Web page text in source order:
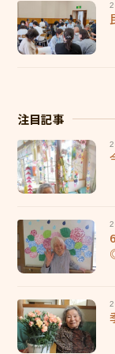
輝き★職員インタ
採用エントリー
研修センターについ
福利厚生
働く環境
施設ブログ
個人情報保護方針
注目記事